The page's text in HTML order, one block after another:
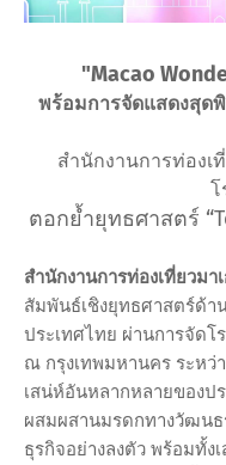
"Macao
พร้อมการจัดแสดงสุด
สำนักงานการท่องเที่
โ
ตอกย้ำยุทธศาสตร์
สำนักงานการท่องเที่ยวมาเ
สัมพันธ์เชิงยุทธศาสตร์ด้า
ประเทศไทย ผ่านการจัดโ
ณ กรุงเทพมหานคร ระหว่
เสน่ห์อันหลากหลายของป
ผสมผสานมรดกทางวัฒน
ธุรกิจอย่างลงตัว พร้อมทั้ง